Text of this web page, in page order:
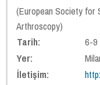
(European Society for
Arthroscopy)
Tarih:
6-9
Yer:
İletişim: